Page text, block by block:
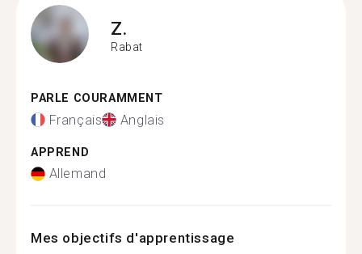
Z.
Rabat
PARLE COURAMMENT
Français Anglais
APPREND
Allemand
Mes objectifs d'apprentissage